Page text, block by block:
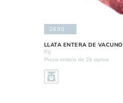
2630
LLATA ENTERA DE VACUNO
Kg
Pieza entera de 2k aprox